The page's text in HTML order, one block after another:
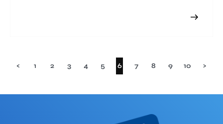
< 1 2 3 4 5 6(current)
7 8 9 10 >